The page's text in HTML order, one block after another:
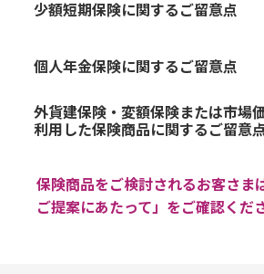
加入をご検討される際には、外貨建
レット」、ご契約に際しての重要事
要」、「注意喚起情報」）」等の内
さい。
りません。また、預金保険制度の対
生命保険はイオン銀行を募集代理店
の商品であり、契約の主体はお客さ
する損害保険募集人にご相談くださ
約のしおり・約款」、「契約締結前
さい。
損害保険は預金ではないため、銀行
の商品であり、契約の主体はお客さ
ます。
少額短期保険に関するご留意点
み、取扱いしております。
ームページにて「商品詳細」、「ご契約
款」、「契約概要」、「注意喚起情報
ありません。また、預金保険制度の対
少額短期保険はイオン銀行を募集代理
個人年金保険に関するご留意点
個人年金保険のご加入のご検討にあたっ
フレット」ご契約に際しての重要事項
「注意喚起情報」）」等の内容をよく
変額個人年金保険は、国内外の株式・
外貨建保険・変額保険または市場
利用した保険商品に関するご留意
ご検討にあたっては、「商品パンフレ
ての重要事項を記載した「ご契約のし
保険商品をご検討されるお客さま
ご提案にあたって」をご確認くだ